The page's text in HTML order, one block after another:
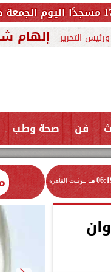
التحرير إلهام
فن صحة وطب
مـ بتوقيت القاهرة